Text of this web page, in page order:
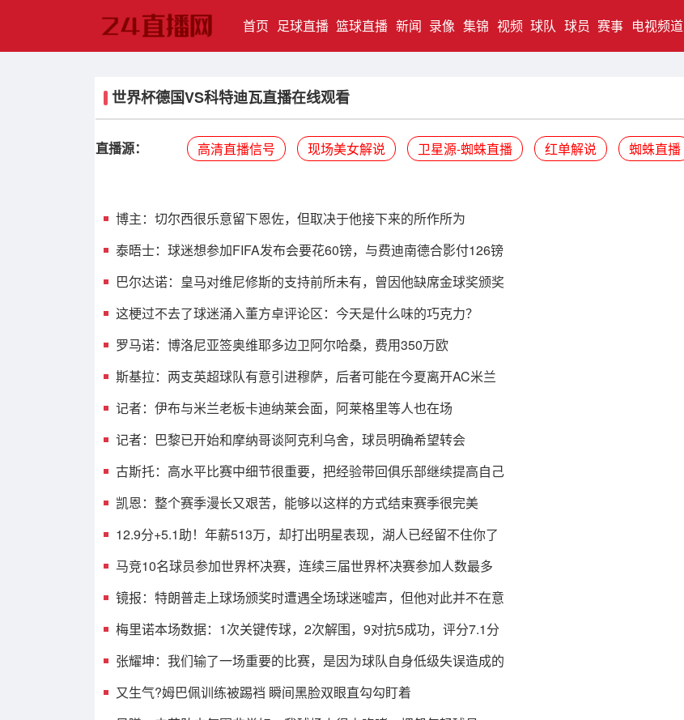
首页 (current)
足球直播 篮球直播 新闻 录像 集锦 视频 球队 球员 赛事 电视频道
世界杯德国VS科特迪瓦直播在线观看
直播源： 高清直播信号 现场美女解说 卫星源-蜘蛛直播 红单解说 蜘蛛直播
博主：切尔西很乐意留下恩佐，但取决于他接下来的所作所为
泰晤士：球迷想参加FIFA发布会要花60镑，与费迪南德合影付126镑
巴尔达诺：皇马对维尼修斯的支持前所未有，曾因他缺席金球奖颁奖
这梗过不去了球迷涌入董方卓评论区：今天是什么味的巧克力？
罗马诺：博洛尼亚签奥维耶多边卫阿尔哈桑，费用350万欧
斯基拉：两支英超球队有意引进穆萨，后者可能在今夏离开AC米兰
记者：伊布与米兰老板卡迪纳莱会面，阿莱格里等人也在场
记者：巴黎已开始和摩纳哥谈阿克利乌舍，球员明确希望转会
古斯托：高水平比赛中细节很重要，把经验带回俱乐部继续提高自己
凯恩：整个赛季漫长又艰苦，能够以这样的方式结束赛季很完美
12.9分+5.1助！年薪513万，却打出明星表现，湖人已经留不住你了
马竞10名球员参加世界杯决赛，连续三届世界杯决赛参加人数最多
镜报：特朗普走上球场颁奖时遭遇全场球迷嘘声，但他对此并不在意
梅里诺本场数据：1次关键传球，2次解围，9对抗5成功，评分7.1分
张耀坤：我们输了一场重要的比赛，是因为球队自身低级失误造成的
又生气?姆巴佩训练被踢裆 瞬间黑脸双眼直勾勾盯着